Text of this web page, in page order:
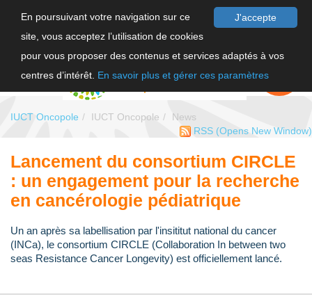
J'accepte
En poursuivant votre navigation sur ce
site, vous acceptez l’utilisation de cookies
pour vous proposer des contenus et services adaptés à vos
centres d’intérêt. En savoir plus et gérer ces paramètres
FAIRE UN
DON
IUCT Oncopole IUCT Oncopole
News
RSS (Opens New Window)
Lancement du consortium CIRCLE
: un engagement pour la recherche
en cancérologie pédiatrique
Un an après sa labellisation par l'insititut national du cancer
(INCa), le consortium CIRCLE (Collaboration In between two
seas Resistance Cancer Longevity) est officiellement lancé.